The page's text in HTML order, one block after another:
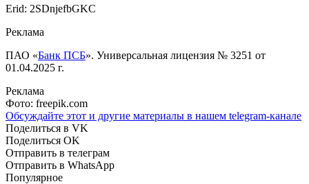
Erid: 2SDnjefbGKC
Реклама
ПАО «Банк ПСБ». Универсальная лицензия № 3251 от
01.04.2025 г.
Реклама
Фото: freepik.com
Обсуждайте этот и другие материалы в нашем telegram-канале
Поделиться в VK
Поделиться OK
Отправить в телеграм
Отправить в WhatsApp
Популярное